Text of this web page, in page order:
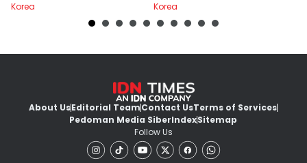
Korea
Korea
About UsEditorial TeamContact UsTerms of Services
Pedoman Media SiberIndexSitemap
Follow Us